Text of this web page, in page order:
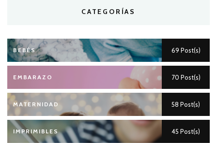
CATEGORÍAS
BEBÉS 69 Post(s)
EMBARAZO 70 Post(s)
MATERNIDAD 58 Post(s)
IMPRIMIBLES 45 Post(s)